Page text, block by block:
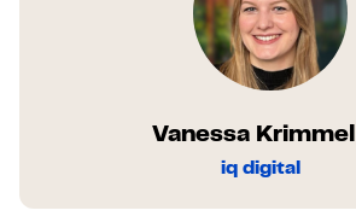
Vanessa Krimmel
iq digital